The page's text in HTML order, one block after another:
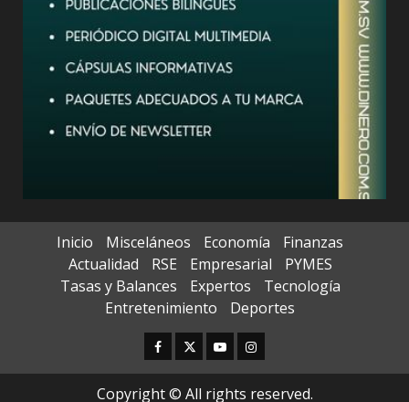
Inicio Misceláneos Economía
Finanzas
Actualidad
RSE Empresarial
PYMES
Tasas y Balances
Expertos
Tecnología
Entretenimiento
Deportes
Facebook
TwitterYoutubeInstagram
Copyright © All rights reserved.